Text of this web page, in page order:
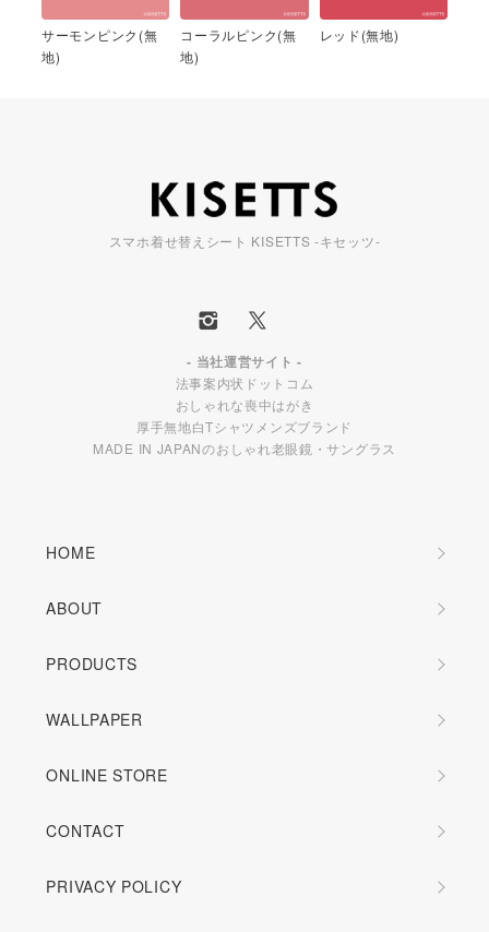
サーモンピンク(無
地)
コーラルピンク(無
地)
レッド(無地)
スマホ着せ替えシート KISETTS -キセッツ-
- 当社運営サイト -
法事案内状ドットコム
おしゃれな喪中はがき
厚手無地白Tシャツメンズブランド
MADE IN JAPANのおしゃれ老眼鏡・サングラス
HOME
ABOUT
PRODUCTS
WALLPAPER
ONLINE STORE
CONTACT
PRIVACY POLICY